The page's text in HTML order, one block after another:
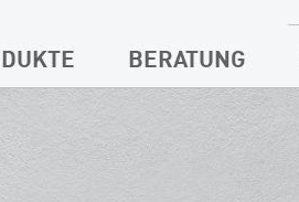
BERATUNG